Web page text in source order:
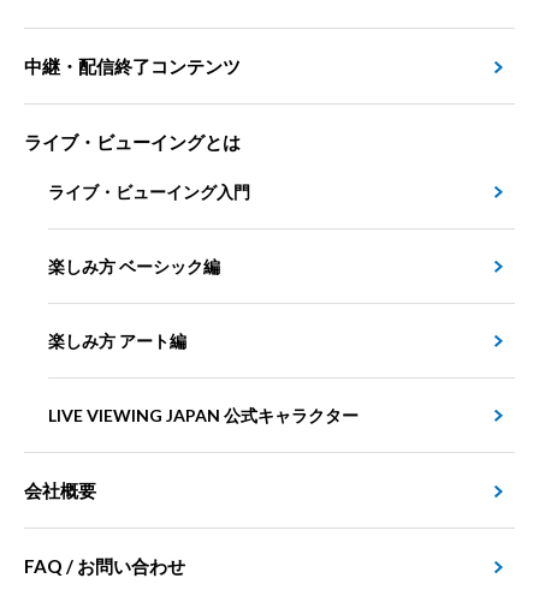
中継・配信終了コンテンツ
ライブ・ビューイングとは
ライブ・ビューイング入門
楽しみ方 ベーシック編
楽しみ方 アート編
LIVE VIEWING JAPAN 公式キャラクター
会社概要
FAQ / お問い合わせ